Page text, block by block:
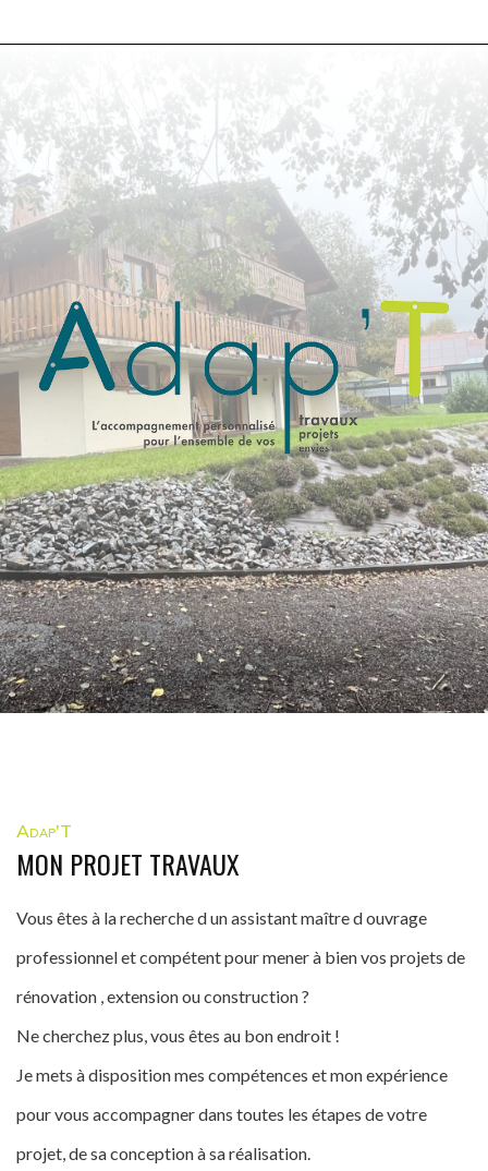
Adap'T
MON PROJET TRAVAUX
Vous êtes à la recherche d un assistant maître d ouvrage
professionnel et compétent pour mener à bien vos projets de
rénovation , extension ou construction ?
Ne cherchez plus, vous êtes au bon endroit !
Je mets à disposition mes compétences et mon expérience
pour vous accompagner dans toutes les étapes de votre
projet, de sa conception à sa réalisation.